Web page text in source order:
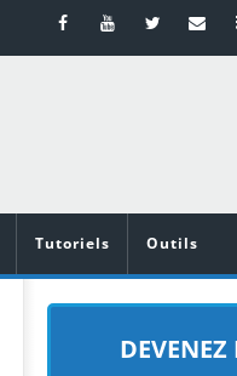
Tutoriels Outils